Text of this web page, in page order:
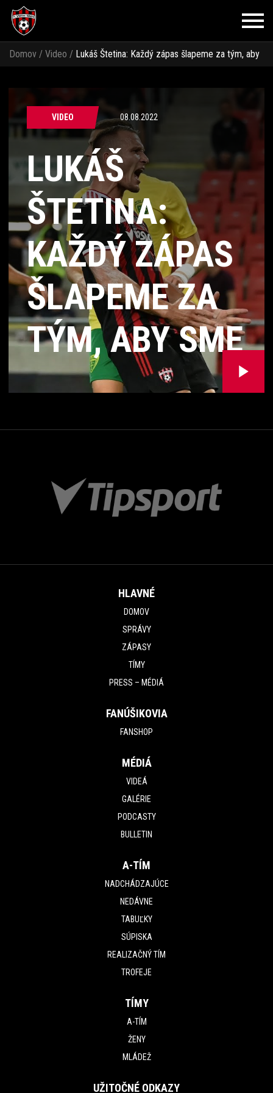
Domov / Video / Lukáš Štetina: Každý zápas šlapeme za tým, aby
VIDEO 08.08.2022
LUKÁŠ
ŠTETINA:
KAŽDÝ ZÁPAS
ŠLAPEME ZA
TÝM, ABY SME
ZÍSKALI 3
BODY
HLAVNÉ
DOMOV
SPRÁVY
ZÁPASY
TÍMY
PRESS – MÉDIÁ
FANÚŠIKOVIA
FANSHOP
MÉDIÁ
VIDEÁ
GALÉRIE
PODCASTY
BULLETIN
A-TÍM
NADCHÁDZAJÚCE
NEDÁVNE
TABUĽKY
SÚPISKA
REALIZAČNÝ TÍM
TROFEJE
TÍMY
A-TÍM
ŽENY
MLÁDEŽ
UŽITOČNÉ ODKAZY